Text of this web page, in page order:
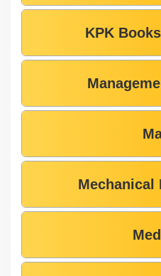
KPK
Mechanical